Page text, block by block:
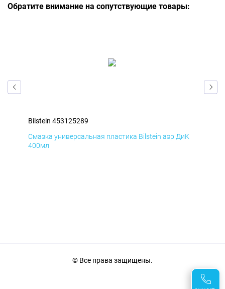
Обратите внимание на сопутствующие товары:
Bilstein 453125289
Смазка универсальная пластика Bilstein аэр ДиК
400мл
© Все права защищены.